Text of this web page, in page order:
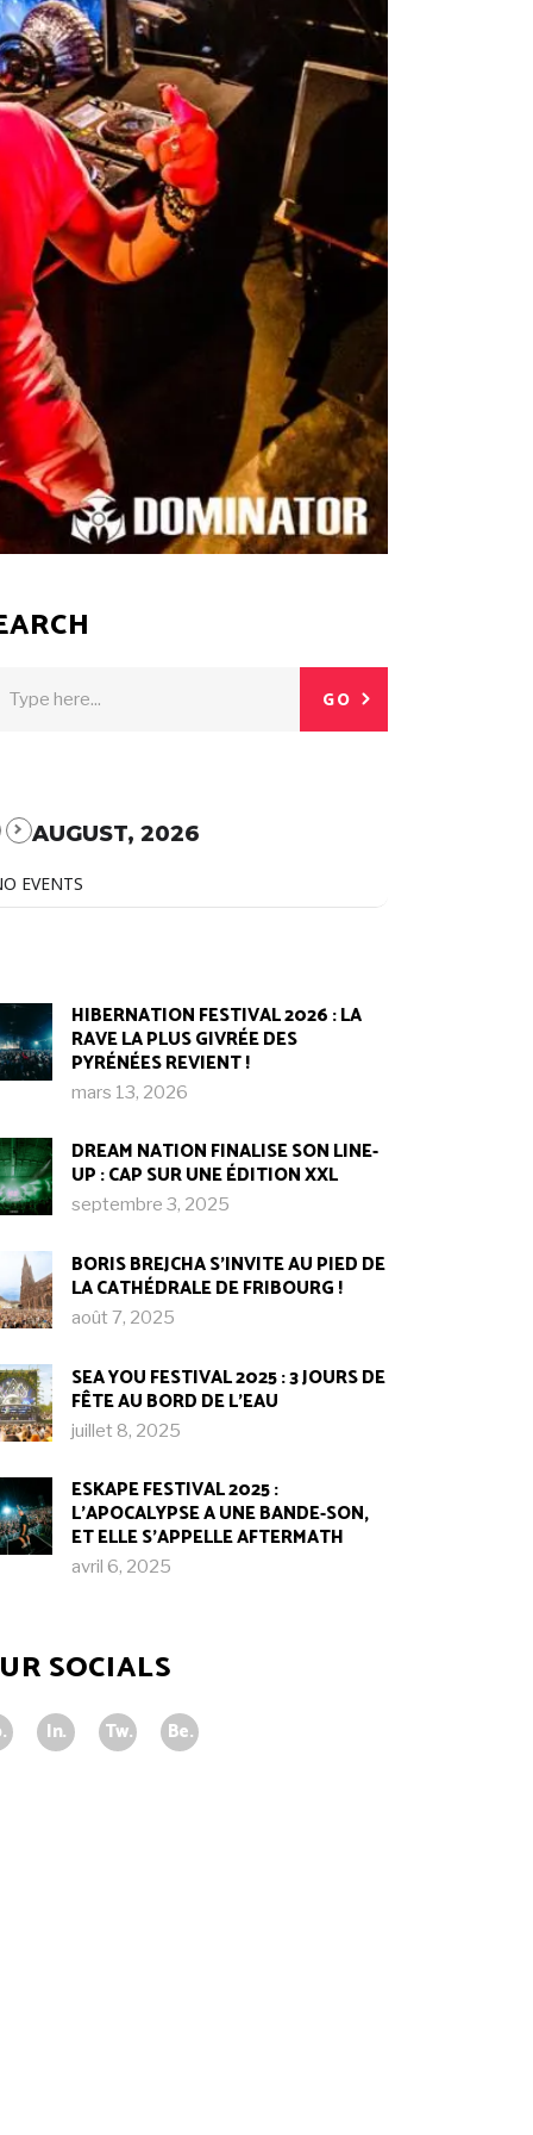
GO
AUGUST, 2026
EVENTS
HIBERNATION FESTIVAL 2026 : LA
RAVE LA PLUS GIVRÉE DES
PYRÉNÉES REVIENT !
mars 13, 2026
DREAM NATION FINALISE SON LINE-
UP : CAP SUR UNE ÉDITION XXL
septembre 3, 2025
BORIS BREJCHA S’INVITE AU PIED DE
LA CATHÉDRALE DE FRIBOURG !​
août 7, 2025
SEA YOU FESTIVAL 2025 : 3 JOURS DE
FÊTE AU BORD DE L’EAU
juillet 8, 2025
ESKAPE FESTIVAL 2025 :
L’APOCALYPSE A UNE BANDE-SON,
ET ELLE S’APPELLE AFTERMATH
avril 6, 2025
SOCIALS
In. Tw. Be.